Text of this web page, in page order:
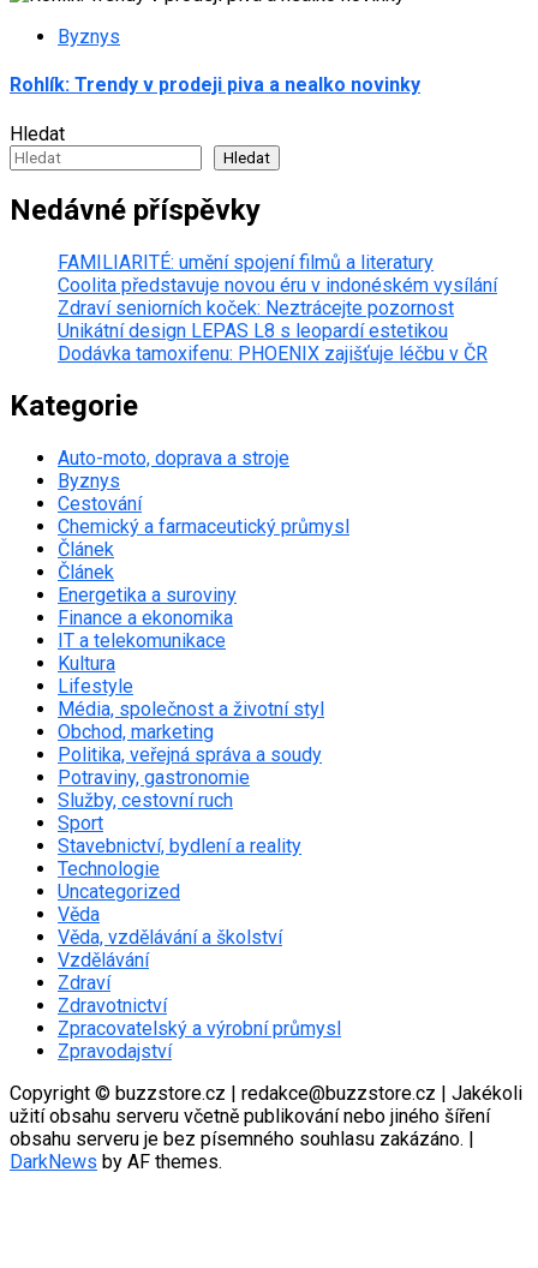
Byznys
Rohlík: Trendy v prodeji piva a nealko novinky
Hledat
Hledat
Nedávné příspěvky
FAMILIARITÉ: umění spojení filmů a literatury
Coolita představuje novou éru v indonéském vysílání
Zdraví seniorních koček: Neztrácejte pozornost
Unikátní design LEPAS L8 s leopardí estetikou
Dodávka tamoxifenu: PHOENIX zajišťuje léčbu v ČR
Kategorie
Auto-moto, doprava a stroje
Byznys
Cestování
Chemický a farmaceutický průmysl
Článek
Článek
Energetika a suroviny
Finance a ekonomika
IT a telekomunikace
Kultura
Lifestyle
Média, společnost a životní styl
Obchod, marketing
Politika, veřejná správa a soudy
Potraviny, gastronomie
Služby, cestovní ruch
Sport
Stavebnictví, bydlení a reality
Technologie
Uncategorized
Věda
Věda, vzdělávání a školství
Vzdělávání
Zdraví
Zdravotnictví
Zpracovatelský a výrobní průmysl
Zpravodajství
Copyright © buzzstore.cz | redakce@buzzstore.cz | Jakékoli
užití obsahu serveru včetně publikování nebo jiného šíření
obsahu serveru je bez písemného souhlasu zakázáno.
DarkNews by AF themes.